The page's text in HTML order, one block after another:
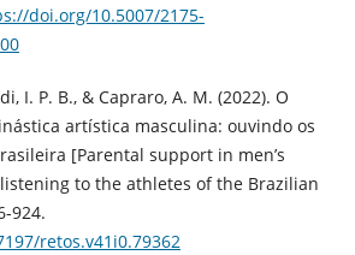
doi.org/10.5007/2175-
I. P. B., & Capraro, A. M. (2022). O
artística masculina: ouvindo os
[Parental support in men’s
to the athletes of the Brazilian
924.
retos.v41i0.79362